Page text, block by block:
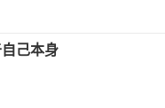
己本身